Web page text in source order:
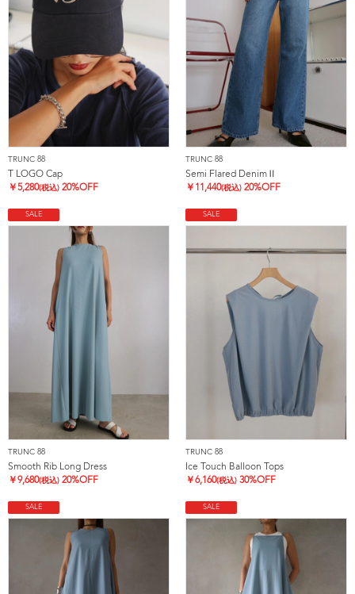
TRUNC 88
T LOGO Cap
￥5,280(税込) 20%OFF
TRUNC 88
Semi Flared DenimⅡ
￥ 11,440(税込) 20%OFF
SALE
TRUNC 88
Smooth Rib Long Dress
￥9,680(税込) 20%OFF
SALE
TRUNC 88
Ice Touch Balloon Tops
￥6,160(税込) 30%OFF
SALE SALE